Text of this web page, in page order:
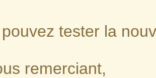
tester la
remerciant,